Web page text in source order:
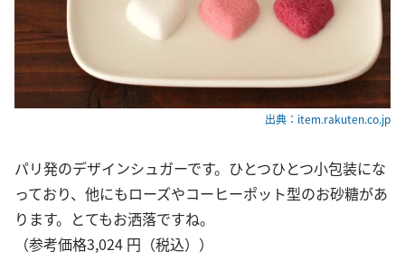
出典：item.rakuten.co.jp
パリ発のデザインシュガーです。ひとつひとつ小包装にな
っており、他にもローズやコーヒーポット型のお砂糖があ
ります。とてもお洒落ですね。
（参考価格3,024 円（税込））